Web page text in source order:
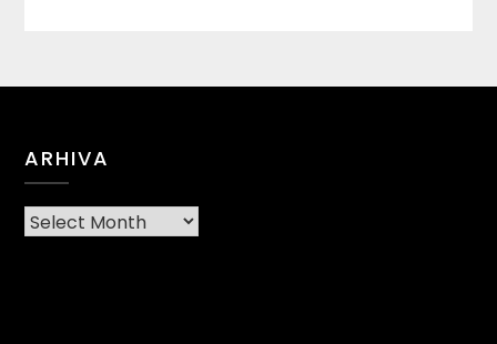
ARHIVA
Arhiva